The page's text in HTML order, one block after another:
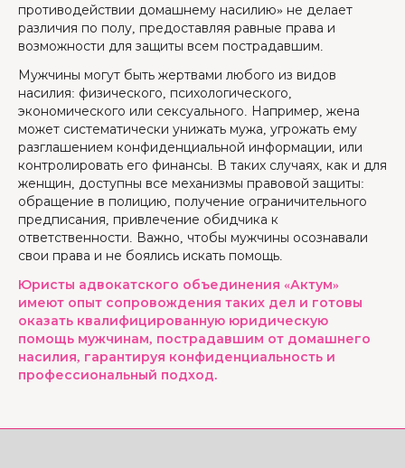
противодействии домашнему насилию» не делает
различия по полу, предоставляя равные права и
возможности для защиты всем пострадавшим.
Мужчины могут быть жертвами любого из видов
насилия: физического, психологического,
экономического или сексуального. Например, жена
может систематически унижать мужа, угрожать ему
разглашением конфиденциальной информации, или
контролировать его финансы. В таких случаях, как и для
женщин, доступны все механизмы правовой защиты:
обращение в полицию, получение ограничительного
предписания, привлечение обидчика к
ответственности. Важно, чтобы мужчины осознавали
свои права и не боялись искать помощь.
Юристы адвокатского объединения «Актум»
имеют опыт сопровождения таких дел и готовы
оказать квалифицированную юридическую
помощь мужчинам, пострадавшим от домашнего
насилия, гарантируя конфиденциальность и
профессиональный подход.